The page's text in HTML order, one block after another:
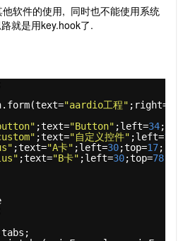
软件的使用, 同时也不能使用系统
就是用key.hook了.
"aardio工程" ;right=
;text="Button" ;left=34
;text="自定义控件" ;left=168
;text="A卡" ;left=30;top=17
;text="B卡" ;left=30;top=78